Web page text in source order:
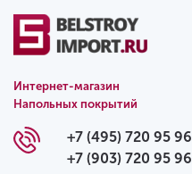
Интернет-магазин
Напольных покрытий
+7 (495) 720 95 96
+7 (903) 720 95 96